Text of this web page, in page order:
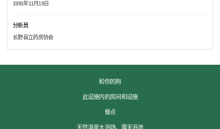
1991年11月19日
分析员
长野县立药房协会
和你的狗
此设施内的房间和设施
餐点